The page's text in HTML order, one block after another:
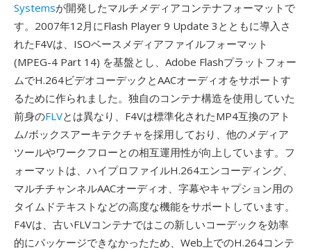
Systemsが開発したマルチメディアコンテナフォーマットで
す。2007年12月にFlash Player 9 Update 3とともに導入さ
れたF4Vは、ISOベースメディアファイルフォーマット
(MPEG-4 Part 14) を基盤とし、Adobe Flashプラットフォー
ムでH.264ビデオコーデックとAACオーディオをサポートす
るために作られました。独自のコンテナ構造を使用していた
前身のFLVとは異なり、F4Vは標準化されたMP4互換のアト
ム/ボックスアーキテクチャを採用しており、他のメディア
ツールやワークフローとの相互運用性が向上しています。フ
ォーマットは、ハイプロファイルH.264エンコーディング、
マルチチャンネルAACオーディオ、字幕やキャプション用の
タイムドテキストなどの高度な機能をサポートしています。
F4Vは、古いFLVコンテナではこの新しいコーデックを効率
的にパッケージできなかったため、Web上でのH.264コンテ